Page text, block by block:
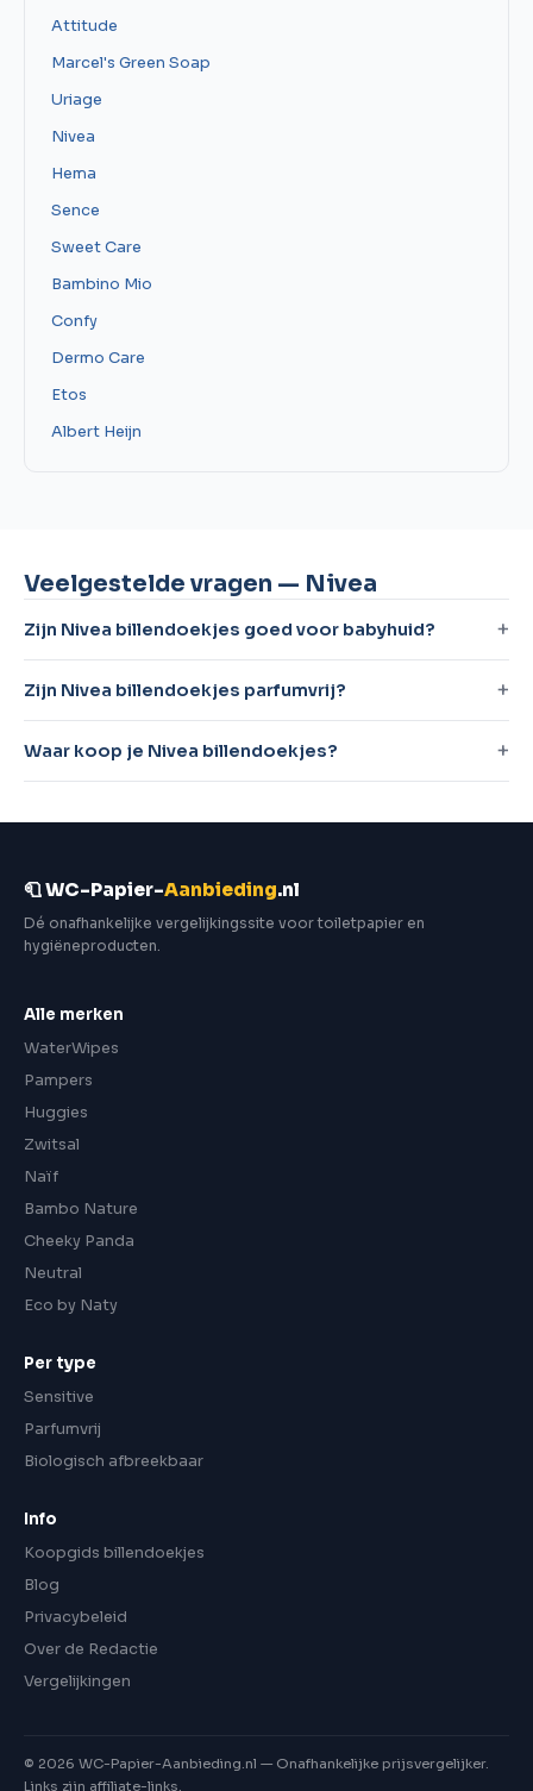
Attitude
Marcel's Green Soap
Uriage
Nivea
Hema
Sence
Sweet Care
Bambino Mio
Confy
Dermo Care
Etos
Albert Heijn
Veelgestelde vragen — Nivea
Zijn Nivea billendoekjes goed voor babyhuid?
Zijn Nivea billendoekjes parfumvrij?
Waar koop je Nivea billendoekjes?
🧻 WC-Papier-Aanbieding.nl
Dé onafhankelijke vergelijkingssite voor toiletpapier en
hygiëneproducten.
Alle merken
WaterWipes
Pampers
Huggies
Zwitsal
Naïf
Bambo Nature
Cheeky Panda
Neutral
Eco by Naty
Per type
Sensitive
Parfumvrij
Biologisch afbreekbaar
Info
Koopgids billendoekjes
Blog
Privacybeleid
Over de Redactie
Vergelijkingen
© 2026 WC-Papier-Aanbieding.nl — Onafhankelijke prijsvergelijker.
Links zijn affiliate-links.